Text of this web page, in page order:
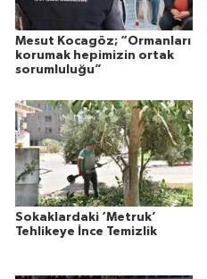
Mesut Kocagöz; “Ormanları
korumak hepimizin ortak
sorumluluğu”
Sokaklardaki ‘Metruk’
Tehlikeye İnce Temizlik